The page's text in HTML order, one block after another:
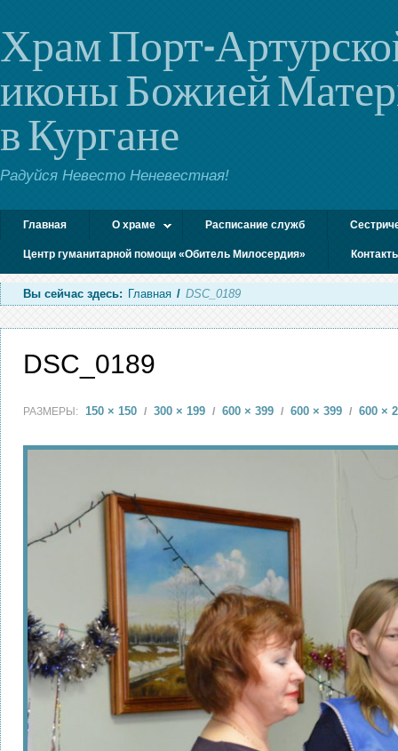
Храм Порт-
иконы Божией
в Кургане
Радуйся Невесто Неневестная!
Главная О храме Расписание служб
Центр гуманитарной помощи «Обитель Милосердия»
Вы сейчас здесь: Главная / DSC_0189
DSC_0189
РАЗМЕРЫ: 150 × 150 / 300 × 199 / 600 × 399 / 600 × 399 / 600 ×